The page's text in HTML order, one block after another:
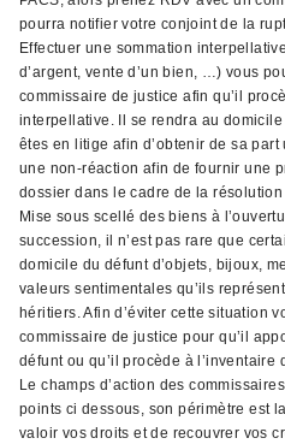
pourra notifier votre conjoint de la
Effectuer une sommation
d’argent, vente d’un bien, …) vous
commissaire de justice afin qu’il
interpellative. Il se rendra au
êtes en litige afin d’obtenir de sa
une non-réaction afin de fournir une
dossier dans le cadre de la résolution
Mise sous scellé des biens à
succession, il n’est pas rare que
domicile du défunt d’objets, bijoux,
valeurs sentimentales qu’ils
héritiers. Afin d’éviter cette situation
commissaire de justice pour qu’il
défunt ou qu’il procède à l’inventaire
Le champs d’action des
points ci dessous, son périmètre est
valoir vos droits et de recouvrer vos